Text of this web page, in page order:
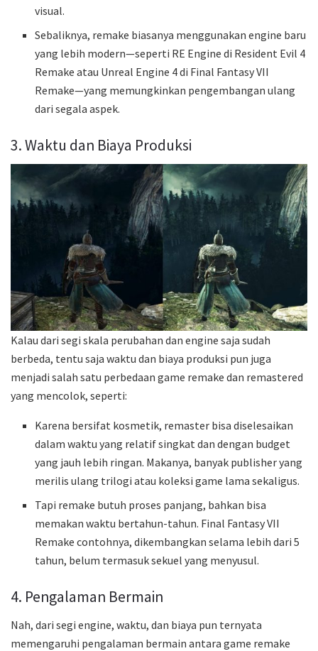
visual.
Sebaliknya, remake biasanya menggunakan engine baru
yang lebih modern—seperti RE Engine di Resident Evil 4
Remake atau Unreal Engine 4 di Final Fantasy VII
Remake—yang memungkinkan pengembangan ulang
dari segala aspek.
3. Waktu dan Biaya Produksi
Kalau dari segi skala perubahan dan engine saja sudah
berbeda, tentu saja waktu dan biaya produksi pun juga
menjadi salah satu perbedaan game remake dan remastered
yang mencolok, seperti:
Karena bersifat kosmetik, remaster bisa diselesaikan
dalam waktu yang relatif singkat dan dengan budget
yang jauh lebih ringan. Makanya, banyak publisher yang
merilis ulang trilogi atau koleksi game lama sekaligus.
Tapi remake butuh proses panjang, bahkan bisa
memakan waktu bertahun-tahun. Final Fantasy VII
Remake contohnya, dikembangkan selama lebih dari 5
tahun, belum termasuk sekuel yang menyusul.
4. Pengalaman Bermain
Nah, dari segi engine, waktu, dan biaya pun ternyata
memengaruhi pengalaman bermain antara game remake